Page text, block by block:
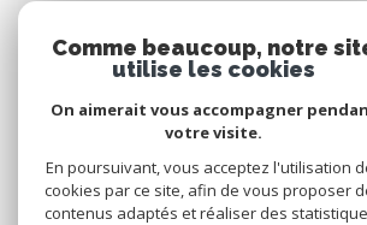
Nous adhérons
Comme beaucoup, notre
utilise les cookies
On aimerait vous accompagner
votre visite.
En poursuivant, vous acceptez l'utilisation
cookies par ce site, afin de vous proposer
contenus adaptés et réaliser des